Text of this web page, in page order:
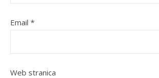
Email *
Web stranica